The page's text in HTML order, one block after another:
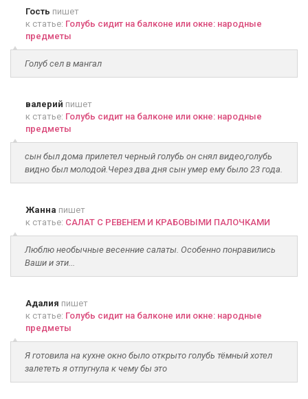
Гость пишет
к статье: Голубь сидит на балконе или окне: народные
предметы
Голуб сел в мангал
валерий пишет
к статье: Голубь сидит на балконе или окне: народные
предметы
сын был дома прилетел черный голубь он снял видео,голубь
видно был молодой.Через два дня сын умер ему было 23 года.
Жанна пишет
к статье: САЛАТ С РЕВЕНЕМ И КРАБОВЫМИ ПАЛОЧКАМИ
Люблю необычные весенние салаты. Особенно понравились
Ваши и эти...
Адалия пишет
к статье: Голубь сидит на балконе или окне: народные
предметы
Я готовила на кухне окно было открыто голубь тёмный хотел
залететь я отпугнула к чему бы это